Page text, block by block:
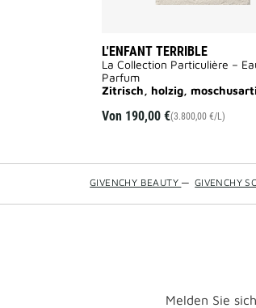
L'ENFANT TERRIBLE
La Collection Particulière –
Parfum
Zitrisch, holzig,
Von 190,00 €(3.800,00 €/L)
GIVENCHY BEAUTY — GIVENCHY
Melden Sie